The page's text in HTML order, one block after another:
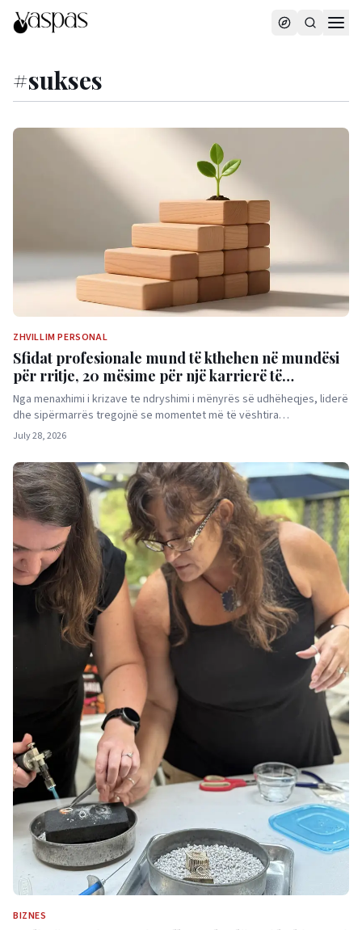
#sukses
ZHVILLIM PERSONAL
Sfidat profesionale mund të kthehen në mundësi
për rritje, 20 mësime për një karrierë të
suksesshme
Nga menaxhimi i krizave te ndryshimi i mënyrës së udhëheqjes, liderë
dhe sipërmarrës tregojnë se momentet më të vështira…
July 28, 2026
BIZNES